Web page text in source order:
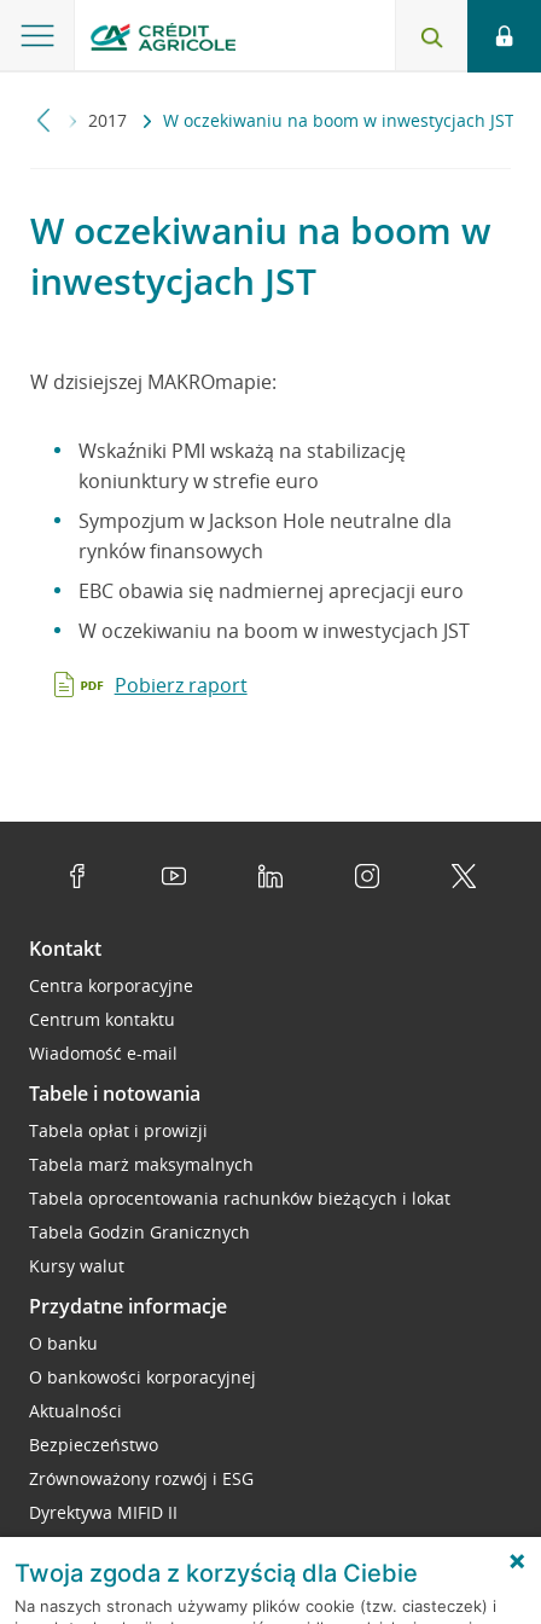
2017 W oczekiwaniu na boom w inwestycjach JST
W oczekiwaniu na boom w
inwestycjach JST
W dzisiejszej MAKROmapie:
Wskaźniki PMI wskażą na stabilizację
koniunktury w strefie euro
Sympozjum w Jackson Hole neutralne dla
rynków finansowych
EBC obawia się nadmiernej aprecjacji euro
W oczekiwaniu na boom w inwestycjach JST
Pobierz raport
Kontakt
Centra korporacyjne
Centrum kontaktu
Wiadomość e-mail
Tabele i notowania
Tabela opłat i prowizji
Tabela marż maksymalnych
Tabela oprocentowania rachunków bieżących i lokat
Tabela Godzin Granicznych
Kursy walut
Przydatne informacje
O banku
O bankowości korporacyjnej
Aktualności
Bezpieczeństwo
Zrównoważony rozwój i ESG
Dyrektywa MIFID II
Twoja zgoda z korzyścią dla Ciebie
Na naszych stronach używamy plików cookie (tzw. ciasteczek) i